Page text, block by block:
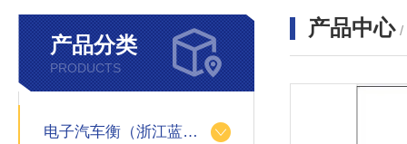
产品分类
PRODUCTS
电子汽车衡（浙江蓝箭汽车衡）
产品中心 /